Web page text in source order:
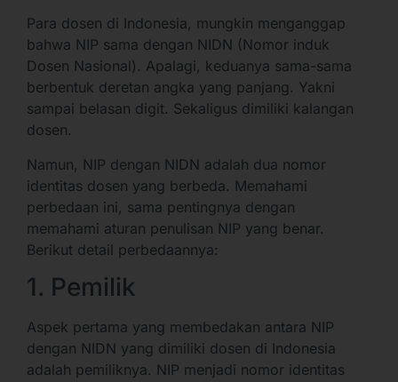
Para dosen di Indonesia, mungkin menganggap
bahwa NIP sama dengan NIDN (Nomor induk
Dosen Nasional). Apalagi, keduanya sama-sama
berbentuk deretan angka yang panjang. Yakni
sampai belasan digit. Sekaligus dimiliki kalangan
dosen.
Namun, NIP dengan NIDN adalah dua nomor
identitas dosen yang berbeda. Memahami
perbedaan ini, sama pentingnya dengan
memahami aturan penulisan NIP yang benar.
Berikut detail perbedaannya:
1. Pemilik
Aspek pertama yang membedakan antara NIP
dengan NIDN yang dimiliki dosen di Indonesia
adalah pemiliknya. NIP menjadi nomor identitas